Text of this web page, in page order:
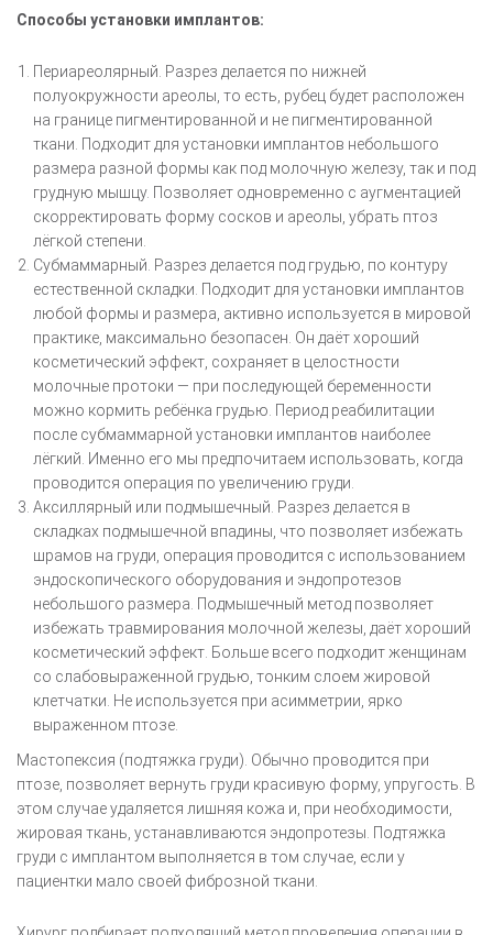
Способы установки имплантов:
Периареолярный. Разрез делается по нижней
полуокружности ареолы, то есть, рубец будет расположен
на границе пигментированной и не пигментированной
ткани. Подходит для установки имплантов небольшого
размера разной формы как под молочную железу, так и под
грудную мышцу. Позволяет одновременно с аугментацией
скорректировать форму сосков и ареолы, убрать птоз
лёгкой степени.
Субмаммарный. Разрез делается под грудью, по контуру
естественной складки. Подходит для установки имплантов
любой формы и размера, активно используется в мировой
практике, максимально безопасен. Он даёт хороший
косметический эффект, сохраняет в целостности
молочные протоки — при последующей беременности
можно кормить ребёнка грудью. Период реабилитации
после субмаммарной установки имплантов наиболее
лёгкий. Именно его мы предпочитаем использовать, когда
проводится операция по увеличению груди.
Аксиллярный или подмышечный. Разрез делается в
складках подмышечной впадины, что позволяет избежать
шрамов на груди, операция проводится с использованием
эндоскопического оборудования и эндопротезов
небольшого размера. Подмышечный метод позволяет
избежать травмирования молочной железы, даёт хороший
косметический эффект. Больше всего подходит женщинам
со слабовыраженной грудью, тонким слоем жировой
клетчатки. Не используется при асимметрии, ярко
выраженном птозе.
Мастопексия (подтяжка груди). Обычно проводится при
птозе, позволяет вернуть груди красивую форму, упругость. В
этом случае удаляется лишняя кожа и, при необходимости,
жировая ткань, устанавливаются эндопротезы. Подтяжка
груди с имплантом выполняется в том случае, если у
пациентки мало своей фиброзной ткани.